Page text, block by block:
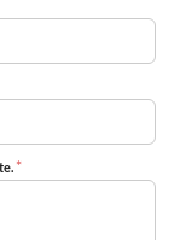
*